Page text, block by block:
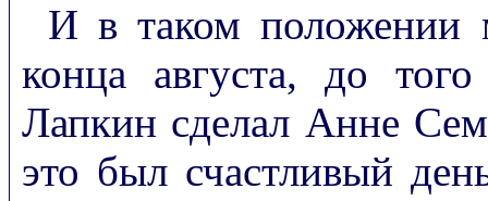
И в таком положении
конца августа, до
Лапкин сделал Анне
это был счастливый